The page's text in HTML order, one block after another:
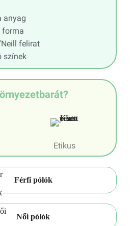
anyag
forma
felirat
színek
Etikus
Férfi pólók
Női pólók